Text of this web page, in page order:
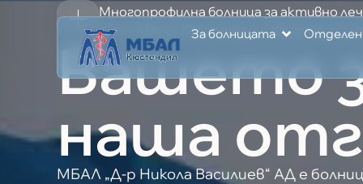
За болницата
Многопрофилна болница за активно
обслужваща Кюстендил и региона от
Вашето
наша
МБАЛ „Д-р Никола Василиев“ АД е